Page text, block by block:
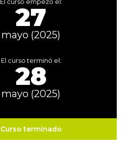
27
mayo (2025)
El curso terminó el:
28
mayo (2025)
Curso terminado